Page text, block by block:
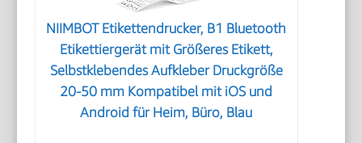
NIIMBOT Etikettendrucker, B1 Bluetooth
Etikettiergerät mit Größeres Etikett,
Selbstklebendes Aufkleber Druckgröße
20-50 mm Kompatibel mit iOS und
Android für Heim, Büro, Blau